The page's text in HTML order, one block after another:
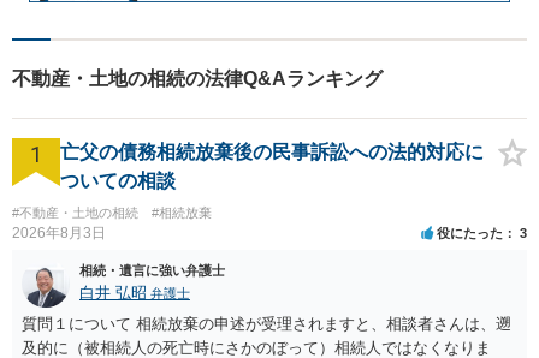
不動産・土地の相続の法律Q&Aランキング
1
亡父の債務相続放棄後の民事訴訟への法的対応に
ついての相談
#不動産・土地の相続 #相続放棄
2026年8月3日 役にたった 3
相続・遺言に強い弁護士
白井 弘昭 弁護士
質問１について 相続放棄の申述が受理されますと、相談者さんは、遡
及的に（被相続人の死亡時にさかのぼって）相続人ではなくなりま